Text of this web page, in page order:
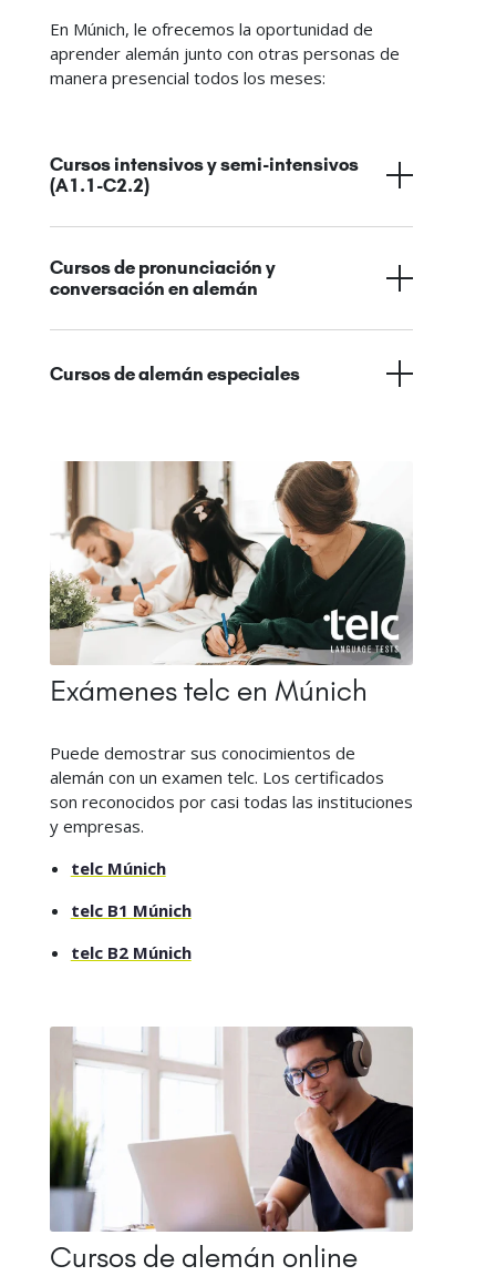
En Múnich, le ofrecemos la oportunidad de
aprender alemán junto con otras personas de
manera presencial todos los meses:
Cursos intensivos y semi-intensivos
(A1.1-C2.2)
Cursos de pronunciación y
conversación en alemán
Cursos de alemán especiales
Exámenes telc en Múnich
Puede demostrar sus conocimientos de
alemán con un examen telc. Los certificados
son reconocidos por casi todas las instituciones
y empresas.
telc Múnich
telc B1 Múnich
telc B2 Múnich
Cursos de alemán online